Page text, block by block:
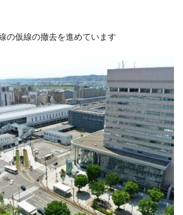
の仮線の撤去を進めています